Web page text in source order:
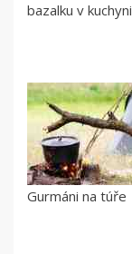
bazalku v kuchyni
Gurmáni na túře